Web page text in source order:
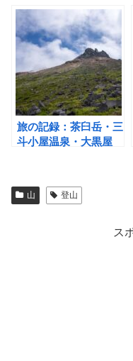
旅の記録：茶臼岳・三
斗小屋温泉・大黒屋
山 登山
ス